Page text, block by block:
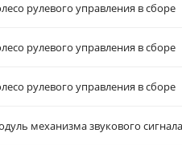
рулевого управления в сборе
рулевого управления в сборе
рулевого управления в сборе